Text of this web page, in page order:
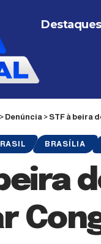
Destaques
> Denúncia > STF à beira
BRASÍLIA